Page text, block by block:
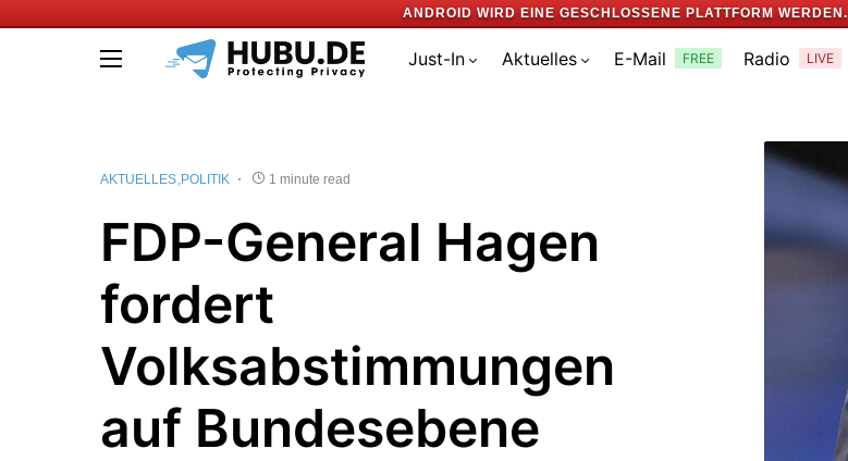
ANDROID WIRD EINE GESCHLOSSENE PLATTFORM WERDEN.
Just-In Aktuelles E-Mail FREE Radio LIVE
AKTUELLES POLITIK 1 minute read
FDP-General Hagen
fordert
Volksabstimmungen
auf Bundesebene